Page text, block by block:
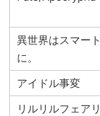
異世界はスマー
に。
アイドル事変
リルリルフェア